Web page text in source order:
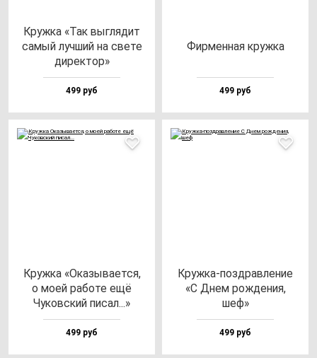
Круж­ка «Так выг­ля­дит
са­мый луч­ший на све­те
ди­рек­тор»
499 руб
Фир­мен­ная круж­ка
499 руб
Круж­ка «Ока­зы­ва­ет­ся,
о моей ра­бо­те ещё
Чуков­ский пи­сал...»
499 руб
Круж­ка-поз­драв­ле­ние
«С Днем рож­де­ния,
шеф»
499 руб